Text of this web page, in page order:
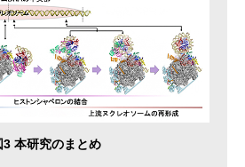
3 本研究のまとめ